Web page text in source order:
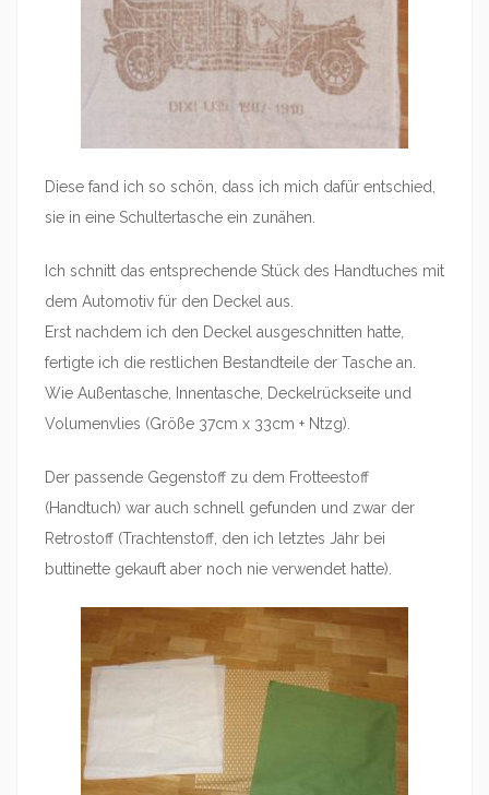
Diese fand ich so schön, dass ich mich dafür entschied,
sie in eine Schultertasche ein zunähen.
Ich schnitt das entsprechende Stück des Handtuches mit
dem Automotiv für den Deckel aus.
Erst nachdem ich den Deckel ausgeschnitten hatte,
fertigte ich die restlichen Bestandteile der Tasche an.
Wie Außentasche, Innentasche, Deckelrückseite und
Volumenvlies (Größe 37cm x 33cm + Ntzg).
Der passende Gegenstoff zu dem Frotteestoff
(Handtuch) war auch schnell gefunden und zwar der
Retrostoff (Trachtenstoff, den ich letztes Jahr bei
buttinette gekauft aber noch nie verwendet hatte).